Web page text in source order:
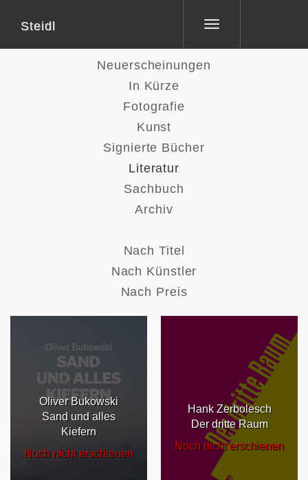
Toggle
Steidl
Neuerscheinungen
In Kürze
Fotografie
Kunst
Signierte Bücher
Literatur
Sachbuch
Archiv
Nach Titel
Nach Künstler
Nach Preis
Oliver Bukowski
Sand und alles
Kiefern
Noch nicht erschienen
Hank Zerbolesch
Der dritte Raum
Noch nicht erschienen